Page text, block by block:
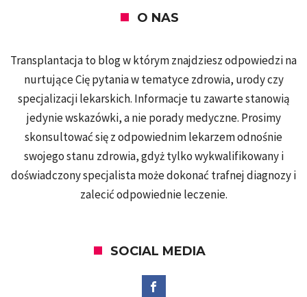
O NAS
Transplantacja to blog w którym znajdziesz odpowiedzi na
nurtujące Cię pytania w tematyce zdrowia, urody czy
specjalizacji lekarskich. Informacje tu zawarte stanowią
jedynie wskazówki, a nie porady medyczne. Prosimy
skonsultować się z odpowiednim lekarzem odnośnie
swojego stanu zdrowia, gdyż tylko wykwalifikowany i
doświadczony specjalista może dokonać trafnej diagnozy i
zalecić odpowiednie leczenie.
SOCIAL MEDIA